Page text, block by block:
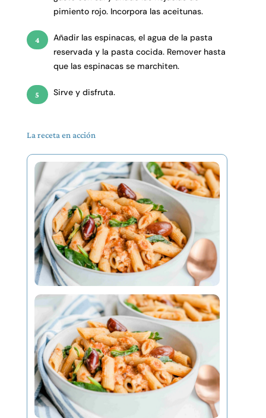
pimiento rojo. Incorpora las aceitunas.
Añadir las espinacas, el agua de la pasta
reservada y la pasta cocida. Remover hasta
que las espinacas se marchiten.
Sirve y disfruta.
La receta en acción